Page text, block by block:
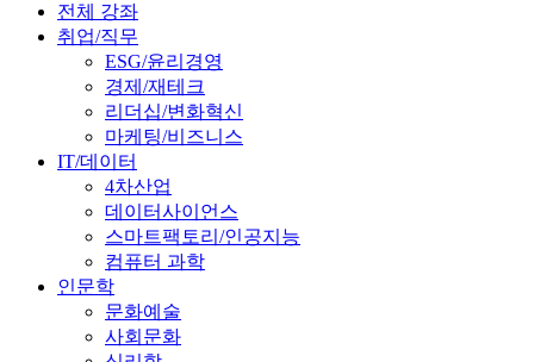
전체 강좌
취업/직무
ESG/윤리경영
경제/재테크
리더십/변화혁신
마케팅/비즈니스
IT/데이터
4차산업
데이터사이언스
스마트팩토리/인공지능
컴퓨터 과학
인문학
문화예술
사회문화